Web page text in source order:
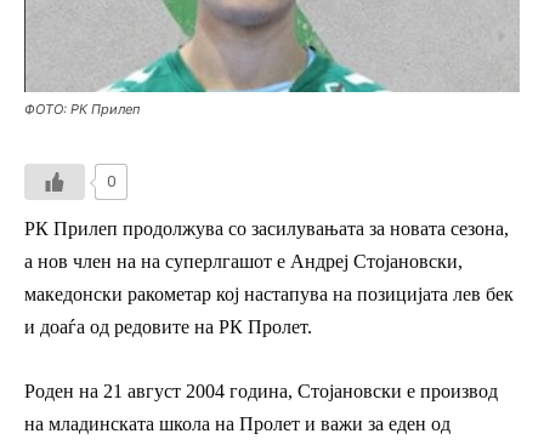
ФОТО: РК Прилеп
0
РК Прилеп продолжува со засилувањата за новата сезона,
а нов член на на суперлгашот е Андреј Стојановски,
македонски ракометар кој настапува на позицијата лев бек
и доаѓа од редовите на РК Пролет.
Роден на 21 август 2004 година, Стојановски е производ
на младинската школа на Пролет и важи за еден од